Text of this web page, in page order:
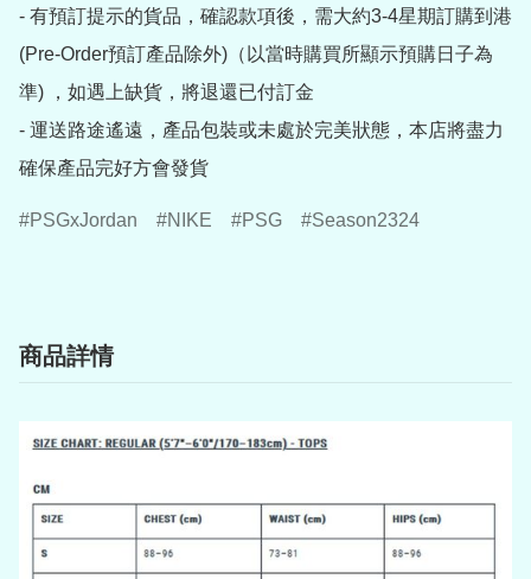
- 有預訂提示的貨品，確認款項後，需大約3-4星期訂購到港
(Pre-Order預訂產品除外)（以當時購買所顯示預購日子為
準) ，如遇上缺貨，將退還已付訂金
- 運送路途遙遠，產品包裝或未處於完美狀態，本店將盡力
確保產品完好方會發貨
PSGxJordan NIKE PSG Season2324
商品詳情